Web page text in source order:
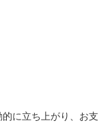
に立ち上がり、お支